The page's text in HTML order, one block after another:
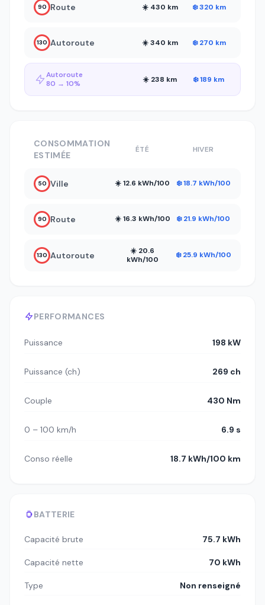
90 Route ☀️ 430 km ❄️ 320 km
130 Autoroute ☀️ 340 km ❄️ 270 km
Autoroute
80 → 10%
☀️ 238 km ❄️ 189 km
PERFORMANCES
Puissance 198 kW
Puissance (ch) 269 ch
Couple 430 Nm
0 – 100 km/h 6.9 s
Conso réelle 18.7 kWh/100 km
BATTERIE
Capacité brute 75.7 kWh
Capacité nette 70 kWh
Type Non renseigné
CONSOMMATION
ESTIMÉE
ÉTÉ HIVER
50 Ville ☀️ 12.6 kWh/100 ❄️ 18.7 kWh/100
90 Route ☀️ 16.3 kWh/100 ❄️ 21.9 kWh/100
130 Autoroute
☀️ 20.6
kWh/100
❄️ 25.9 kWh/100